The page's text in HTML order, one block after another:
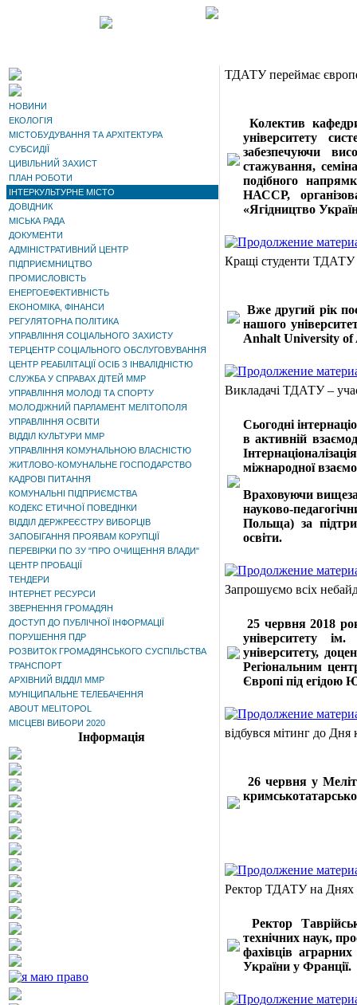
НОВИНИ
ЕКОЛОГІЯ
МІСТОБУДУВАННЯ ТА АРХІТЕКТУРА
СУБСИДІЇ
ЦИВІЛЬНИЙ ЗАХИСТ
ПЛАН РОБОТИ
ІНТЕРКУЛЬТУРНЕ МІСТО
ДОВІДНИК
МІСЬКА РАДА
ДОКУМЕНТИ
АДМІНІСТРАТИВНИЙ ЦЕНТР
ПІДПРИЄМНИЦТВО
ПРОМИСЛОВІСТЬ
ЕНЕРГОЕФЕКТИВНІСТЬ
ЕКОНОМІКА, ФІНАНСИ
РЕГУЛЯТОРНА ПОЛІТИКА
УПРАВЛІННЯ СОЦІАЛЬНОГО ЗАХИСТУ
ТЕРЦЕНТР СОЦІАЛЬНОГО ОБСЛУГОВУВАННЯ
ЦЕНТР РЕАБІЛІТАЦІЇ ОСІБ З ІНВАЛІДНІСТЮ
СЛУЖБА У СПРАВАХ ДІТЕЙ ММР
УПРАВЛІННЯ МОЛОДІ ТА СПОРТУ
МОЛОДІЖНИЙ ПАРЛАМЕНТ МЕЛІТОПОЛЯ
УПРАВЛІННЯ ОСВІТИ
ВІДДІЛ КУЛЬТУРИ ММР
УПРАВЛІННЯ КОМУНАЛЬНОЮ ВЛАСНІСТЮ
ЖИТЛОВО-КОМУНАЛЬНЕ ГОСПОДАРСТВО
КАДРОВІ ПИТАННЯ
КОМУНАЛЬНІ ПІДПРИЄМСТВА
КОДЕКС ЕТИЧНОЇ ПОВЕДІНКИ
ВІДДІЛ ДЕРЖРЕЄСТРУ ВИБОРЦІВ
ЗАПОБІГАННЯ ПРОЯВАМ КОРУПЦІЇ
ПЕРЕВІРКИ ПО ЗУ "ПРО ОЧИЩЕННЯ ВЛАДИ"
ЦЕНТР ПРОБАЦІЇ
ТЕНДЕРИ
ІНТЕРНЕТ РЕСУРСИ
ЗВЕРНЕННЯ ГРОМАДЯН
ДОСТУП ДО ПУБЛІЧНОЇ ІНФОРМАЦІЇ
ПОРУШЕННЯ ПДР
РОЗВИТОК ГРОМАДЯНСЬКОГО СУСПІЛЬСТВА
ТРАНСПОРТ
АРХІВНИЙ ВІДДІЛ ММР
МУНІЦИПАЛЬНЕ ТЕЛЕБАЧЕННЯ
ABOUT MELITOPOL
МІСЦЕВІ ВИБОРИ 2020
Інформація
ТДАТУ переймає
Колектив
університету
забезпечуючи
стажування,
подібного
НАССР,
«Ягідництво
Кращі студенти ТДАТУ
Вже другий рік
нашого
Anhalt University of
Викладачі ТДАТУ –
Сьогодні
в активній
міжнародної
Враховуючи
науково-
Польща) за
освіти.
Запрошуємо всіх
25 червня 2018
університету
університету,
Регіональним
Європі під
відбувся мітинг до Дня
26 червня у
Ректор ТДАТУ на Днях
Ректор
технічних наук,
фахівців
України у Франції.